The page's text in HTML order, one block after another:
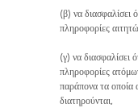
(β) να διασφαλίσει
πληροφορίες
(γ) να διασφαλίσει
πληροφορίες
παράπονα τα
διατηρούνται,